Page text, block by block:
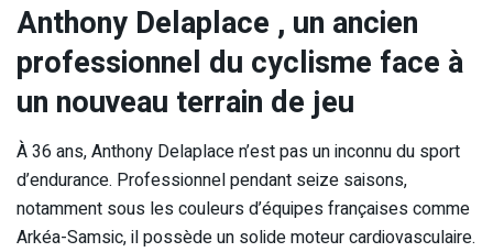
Anthony Delaplace , un ancien
professionnel du cyclisme face à
un nouveau terrain de jeu
À 36 ans, Anthony Delaplace n’est pas un inconnu du sport
d’endurance. Professionnel pendant seize saisons,
notamment sous les couleurs d’équipes françaises comme
Arkéa-Samsic, il possède un solide moteur cardiovasculaire.